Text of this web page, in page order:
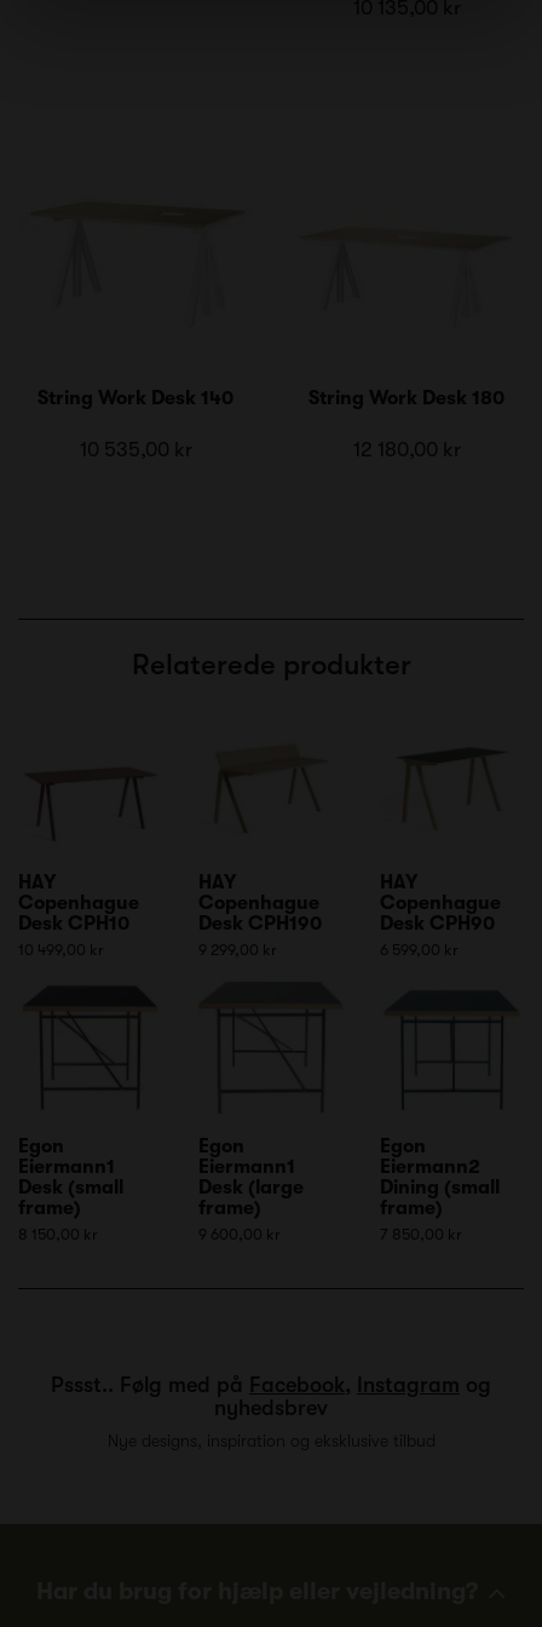
String Work Desk 140
10 535,00 kr
String Work Desk 180
12 180,00 kr
Relaterede produkter
HAY
Copenhague
Desk CPH10
10 499,00 kr
HAY
Copenhague
Desk CPH190
9 299,00 kr
HAY
Copenhague
Desk CPH90
6 599,00 kr
Egon
Eiermann1
Desk (small
frame)
8 150,00 kr
Egon
Eiermann1
Desk (large
frame)
9 600,00 kr
Egon
Eiermann2
Dining (small
frame)
7 850,00 kr
Pssst.. Følg med på Facebook, Instagram og
nyhedsbrev
Nye designs, inspiration og eksklusive tilbud